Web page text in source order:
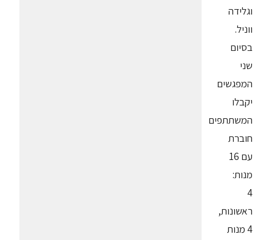
וגלידה
ווניל.
בסיום
שני
המפגשים
יקבלו
המשתתפים
חוברת
עם 16
מנות:
4
ראשונות,
4 מנות